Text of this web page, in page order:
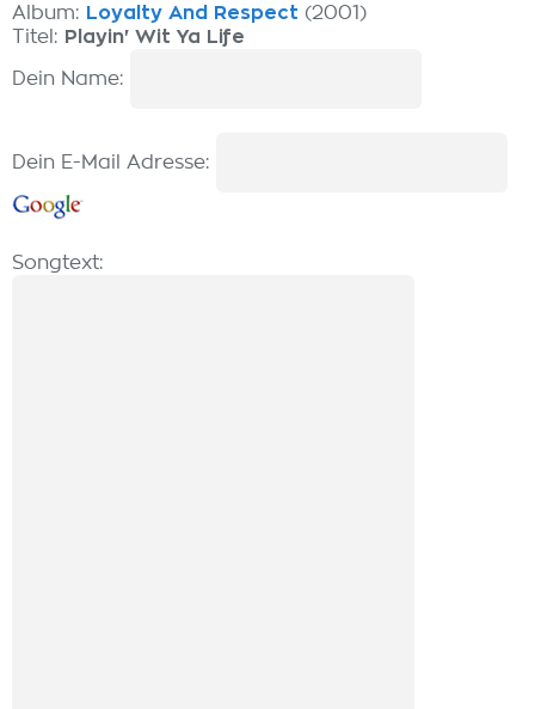
Album: Loyalty And Respect (2001)
Titel: Playin' Wit Ya Life
Dein Name:
Dein E-Mail Adresse:
Songtext: